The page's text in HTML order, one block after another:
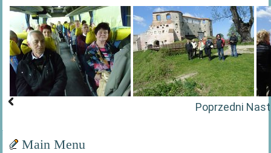
Poprzedni
Main Menu